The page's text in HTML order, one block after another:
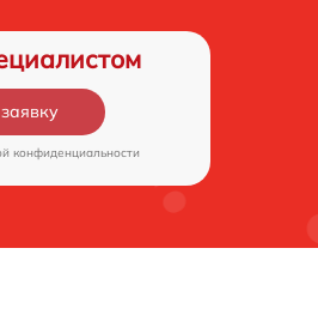
конфиденциальности